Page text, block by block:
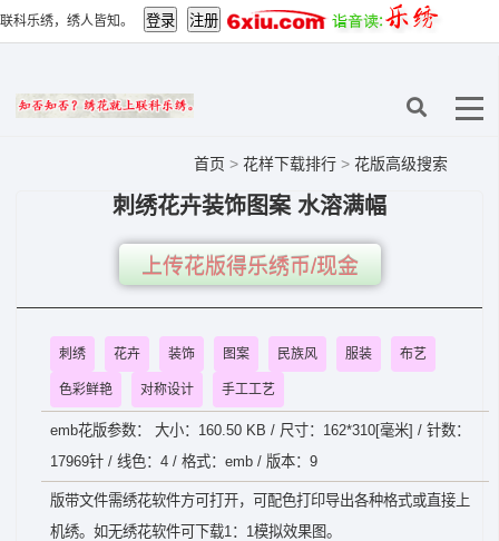
联科乐绣，绣人皆知。
首页 > 花样下载排行 > 花版高级搜索
刺绣花卉装饰图案 水溶满幅
上传花版得乐绣币/现金
刺绣 花卉 装饰 图案 民族风 服装 布艺
色彩鲜艳 对称设计 手工工艺
emb花版参数： 大小：160.50 KB / 尺寸：162*310[毫米] / 针数：
17969针 / 线色：4 / 格式：emb / 版本：9
版带文件需绣花软件方可打开，可配色打印导出各种格式或直接上
机绣。如无绣花软件可下载1：1模拟效果图。